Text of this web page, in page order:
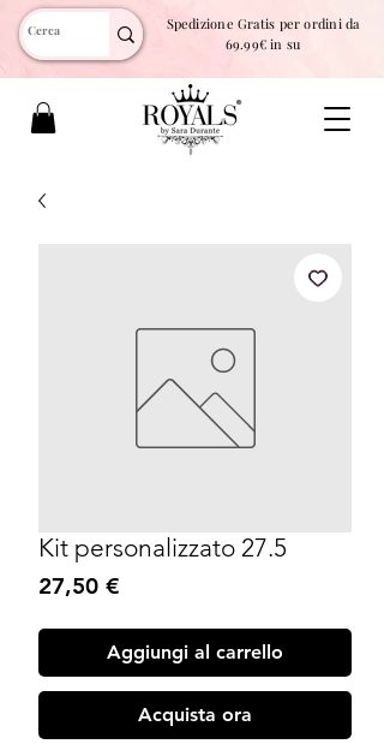
Spedizione Gratis per ordini da
69.99€ in su
Kit personalizzato 27.5
27,50 €
Aggiungi al carrello
Acquista ora